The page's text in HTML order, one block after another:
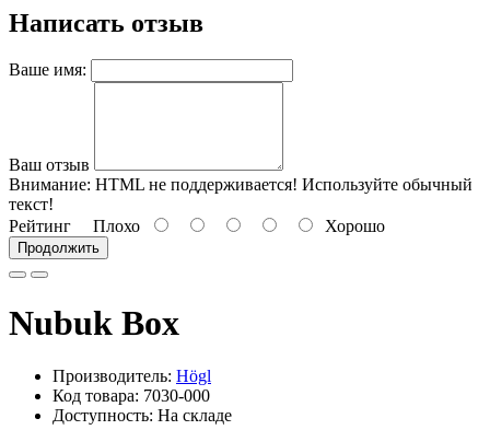
Написать отзыв
Ваше имя:
Ваш отзыв
Внимание: HTML не поддерживается! Используйте обычный
текст!
Рейтинг Плохо Хорошо
Продолжить
Nubuk Box
Производитель: Högl
Код товара: 7030-000
Доступность: На складе